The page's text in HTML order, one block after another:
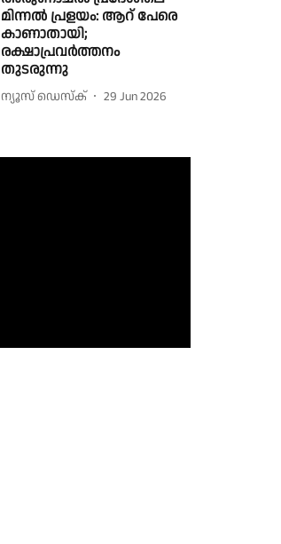
മിന്നല്‍ പ്രളയം: ആറ് പേരെ
കാണാതായി;
രക്ഷാപ്രവര്‍ത്തനം
തുടരുന്നു
ന്യൂസ് ഡെസ്ക് 29 Jun 2026